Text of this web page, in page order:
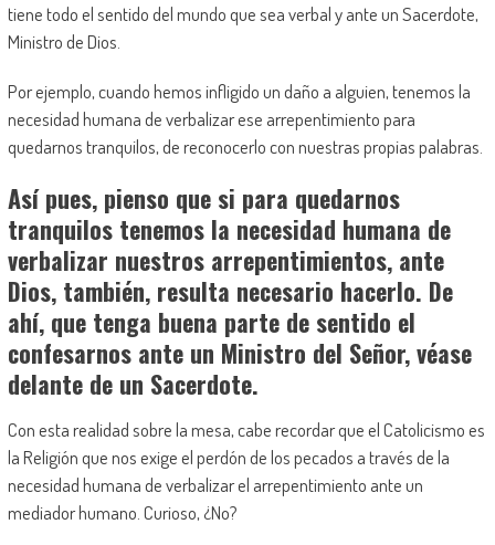
tiene todo el sentido del mundo que sea verbal y ante un Sacerdote,
Ministro de Dios.
Por ejemplo, cuando hemos infligido un daño a alguien, tenemos la
necesidad humana de verbalizar ese arrepentimiento para
quedarnos tranquilos, de reconocerlo con nuestras propias palabras.
Así pues, pienso que si para quedarnos
tranquilos tenemos la necesidad humana de
verbalizar nuestros arrepentimientos, ante
Dios, también, resulta necesario hacerlo. De
ahí, que tenga buena parte de sentido el
confesarnos ante un Ministro del Señor, véase
delante de un Sacerdote.
Con esta realidad sobre la mesa, cabe recordar que el Catolicismo es
la Religión que nos exige el perdón de los pecados a través de la
necesidad humana de verbalizar el arrepentimiento ante un
mediador humano. Curioso, ¿No?